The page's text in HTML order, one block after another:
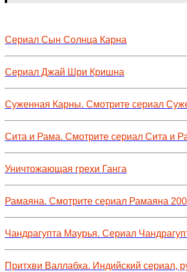
Сериал Сын Солнца Карна
Сериал Джай Шри Кришна
Суженная Карны. Смотрите сериал
Сита и Рама. Смотрите сериал Сита и
Уничтожающая грехи Ганга
Рамаяна. Смотрите сериал Рамаяна
Чандрагупта Маурья. Сериал
Притхви Валлабха. Индийский сериал,